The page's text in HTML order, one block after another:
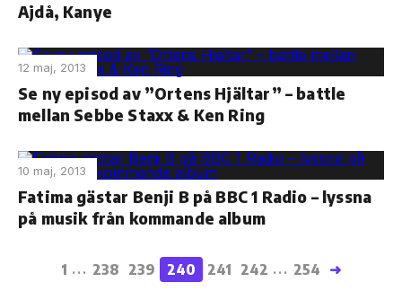
Ajdå, Kanye
12 maj, 2013
Se ny episod av ”Ortens Hjältar” – battle
mellan Sebbe Staxx & Ken Ring
10 maj, 2013
Fatima gästar Benji B på BBC 1 Radio – lyssna
på musik från kommande album
1 ... 238 239 240 241 242 ... 254 ➜